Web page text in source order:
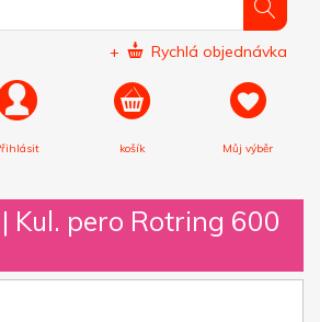
+ Rychlá objednávka
košík Můj výběr
| Kul. pero Rotring 600